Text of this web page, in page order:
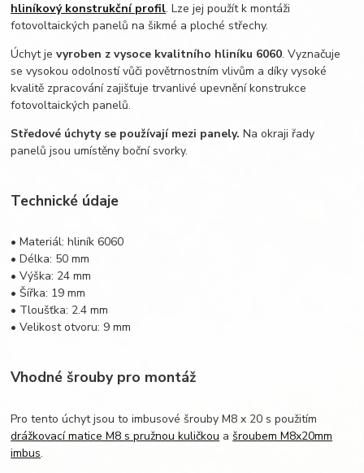
hliníkový konstrukční profil. Lze jej použít k montáži
fotovoltaických panelů na šikmé a ploché střechy.
Úchyt jevyroben z vysoce kvalitního hliníku 6060. Vyznačuje
se vysokou odolností vůči povětrnostním vlivům a díky vysoké
kvalitě zpracování zajišťuje trvanlivé upevnění konstrukce
fotovoltaických panelů.
Středové úchyty se používají mezi panely. Na okraji řady
panelů jsou umístěny boční svorky.
Technické údaje
• Materiál: hliník 6060
• Délka: 50 mm
• Výška: 24 mm
• Šířka: 19 mm
• Tloušťka: 2.4 mm
• Velikost otvoru: 9 mm
Vhodné šrouby pro montáž
Pro tento úchyt jsou to imbusové šrouby M8 x 20 s použitím
drážkovací matice M8 s pružnou kuličkou ašroubem M8x20mm
imbus.